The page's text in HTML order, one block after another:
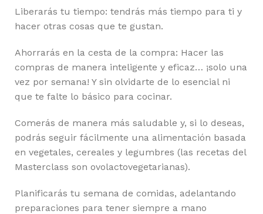
Liberarás tu tiempo: tendrás más tiempo para ti y
hacer otras cosas que te gustan.
Ahorrarás en la cesta de la compra: Hacer las
compras de manera inteligente y eficaz… ¡solo una
vez por semana! Y sin olvidarte de lo esencial ni
que te falte lo básico para cocinar.
Comerás de manera más saludable y, si lo deseas,
podrás seguir fácilmente una alimentación basada
en vegetales, cereales y legumbres (las recetas del
Masterclass son ovolactovegetarianas).
Planificarás tu semana de comidas, adelantando
preparaciones para tener siempre a mano